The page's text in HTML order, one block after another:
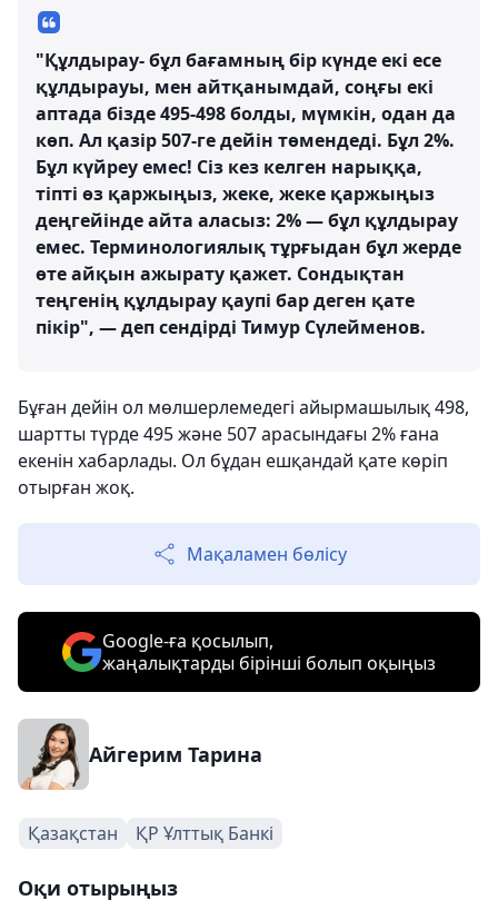
"Құлдырау- бұл бағамның бір күнде екі есе
құлдырауы, мен айтқанымдай, соңғы екі
аптада бізде 495-498 болды, мүмкін, одан да
көп. Ал қазір 507-ге дейін төмендеді. Бұл 2%.
Бұл күйреу емес! Сіз кез келген нарыққа,
тіпті өз қаржыңыз, жеке, жеке қаржыңыз
деңгейінде айта аласыз: 2% — бұл құлдырау
емес. Терминологиялық тұрғыдан бұл жерде
өте айқын ажырату қажет. Сондықтан
теңгенің құлдырау қаупі бар деген қате
пікір", — деп сендірді Тимур Сүлейменов.
Бұған дейін ол мөлшерлемедегі айырмашылық 498,
шартты түрде 495 және 507 арасындағы 2% ғана
екенін хабарлады. Ол бұдан ешқандай қате көріп
отырған жоқ.
Мақаламен бөлісу
Google-ға қосылып,
жаңалықтарды бірінші болып оқыңыз
Айгерим Тарина
Қазақстан ҚР Ұлттық Банкі
Оқи отырыңыз